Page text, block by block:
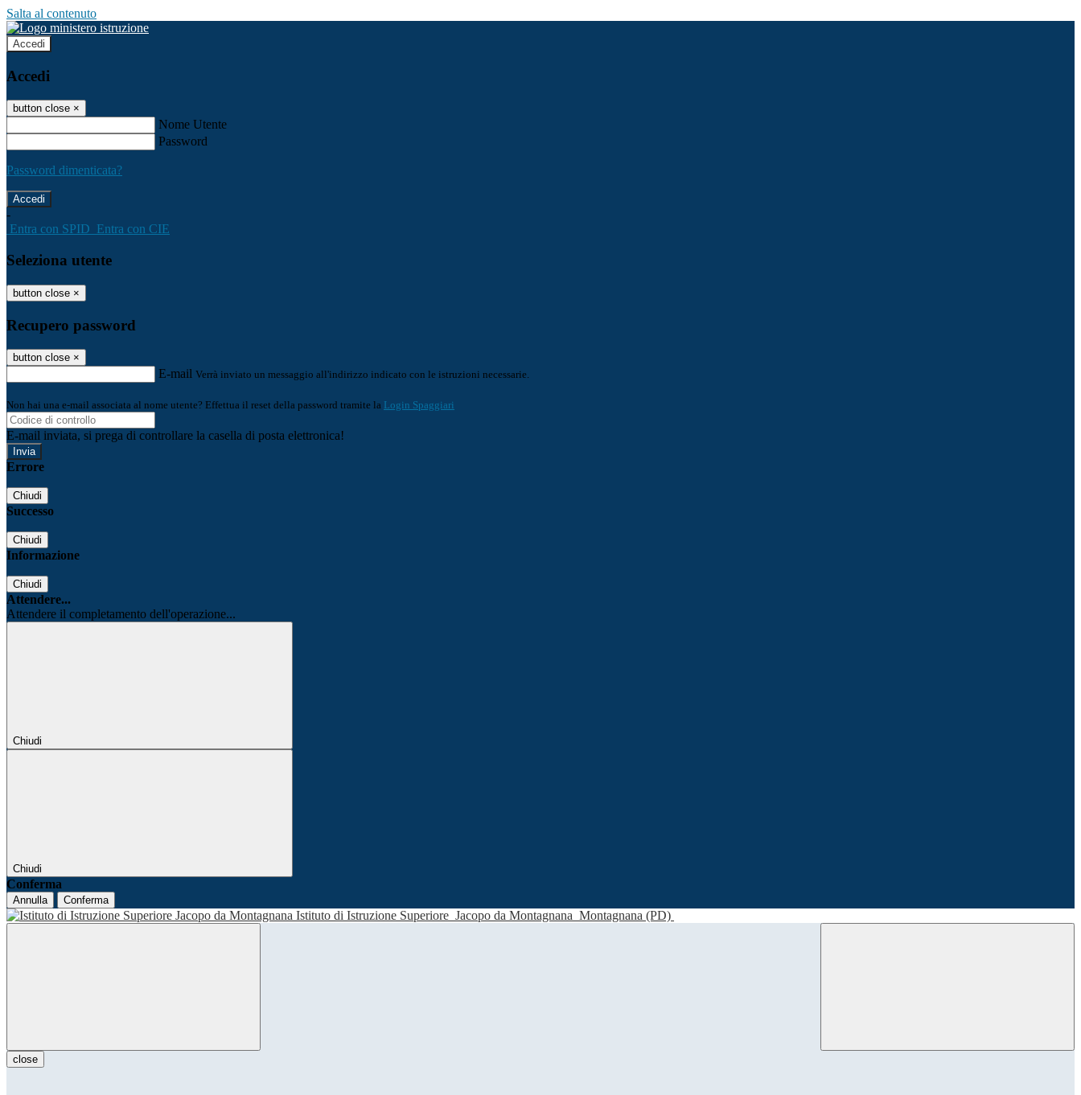
Salta al contenuto
Accedi
Accedi
button close ×
Nome Utente
Password
Password dimenticata?
-
Entra con SPID Entra con CIE
Seleziona utente
button close ×
Recupero password
button close ×
E-mail Verrà inviato un messaggio all'indirizzo indicato con le istruzioni necessarie.
Non hai una e-mail associata al nome utente? Effettua il reset della password tramite la Login Spaggiari
E-mail inviata, si prega di controllare la casella di posta elettronica!
Errore
Chiudi
Successo
Chiudi
Informazione
Chiudi
Attendere...
Attendere il completamento dell'operazione...
Chiudi
Chiudi
Conferma
Annulla Conferma
Istituto di Istruzione Superiore Jacopo da Montagnana Montagnana (PD)
close